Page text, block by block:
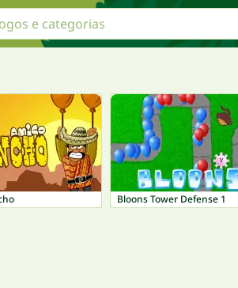
Bloons Tower Defense 1